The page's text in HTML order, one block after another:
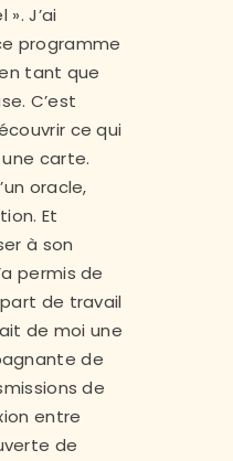
». J’ai
programme
tant que
C’est
ce qui
carte.
oracle,
Et
à son
permis de
de travail
de moi une
de
de
entre
de